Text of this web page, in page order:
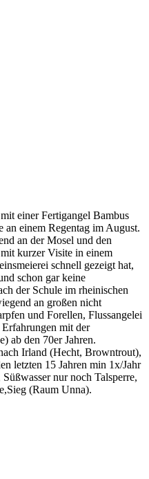
einer Fertigangel Bambus
einem Regentag im August.
an der Mosel und den
kurzer Visite in einem
schnell gezeigt hat,
schon gar keine
der Schule im rheinischen
an großen nicht
und Forellen, Flussangelei
mit der
ab den 70er Jahren.
Irland (Hecht, Browntrout),
letzten 15 Jahren min 1x/Jahr
nur noch Talsperre,
(Raum Unna).